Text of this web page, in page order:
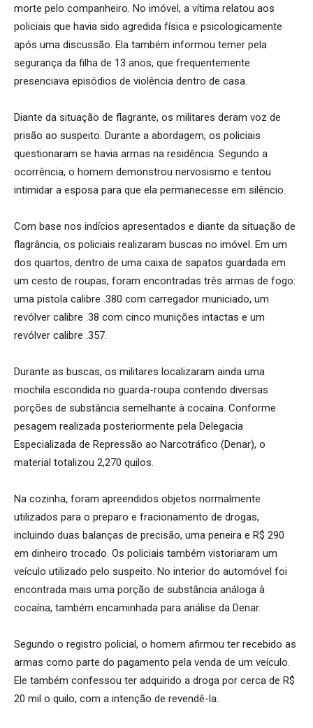
morte pelo companheiro. No imóvel, a vítima relatou aos
policiais que havia sido agredida física e psicologicamente
após uma discussão. Ela também informou temer pela
segurança da filha de 13 anos, que frequentemente
presenciava episódios de violência dentro de casa.
Diante da situação de flagrante, os militares deram voz de
prisão ao suspeito. Durante a abordagem, os policiais
questionaram se havia armas na residência. Segundo a
ocorrência, o homem demonstrou nervosismo e tentou
intimidar a esposa para que ela permanecesse em silêncio.
Com base nos indícios apresentados e diante da situação de
flagrância, os policiais realizaram buscas no imóvel. Em um
dos quartos, dentro de uma caixa de sapatos guardada em
um cesto de roupas, foram encontradas três armas de fogo:
uma pistola calibre .380 com carregador municiado, um
revólver calibre .38 com cinco munições intactas e um
revólver calibre .357.
Durante as buscas, os militares localizaram ainda uma
mochila escondida no guarda-roupa contendo diversas
porções de substância semelhante à cocaína. Conforme
pesagem realizada posteriormente pela Delegacia
Especializada de Repressão ao Narcotráfico (Denar), o
material totalizou 2,270 quilos.
Na cozinha, foram apreendidos objetos normalmente
utilizados para o preparo e fracionamento de drogas,
incluindo duas balanças de precisão, uma peneira e R$ 290
em dinheiro trocado. Os policiais também vistoriaram um
veículo utilizado pelo suspeito. No interior do automóvel foi
encontrada mais uma porção de substância análoga à
cocaína, também encaminhada para análise da Denar.
Segundo o registro policial, o homem afirmou ter recebido as
armas como parte do pagamento pela venda de um veículo.
Ele também confessou ter adquirido a droga por cerca de R$
20 mil o quilo, com a intenção de revendê-la.